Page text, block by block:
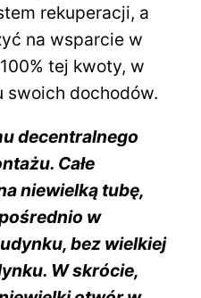
rekuperacji, a
na wsparcie w
tej kwoty, w
swoich dochodów.
decentralnego
Całe
niewielką tubę,
w
bez wielkiej
W skrócie,